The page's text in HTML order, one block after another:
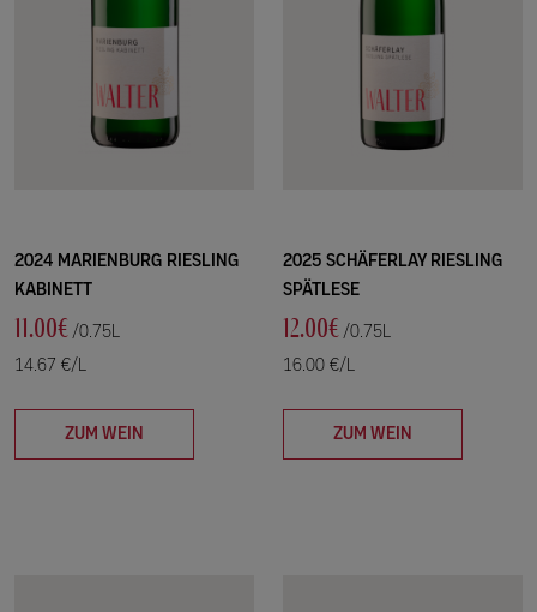
2024 MARIENBURG RIESLING
KABINETT
11.00€ /0.75L
14.67 €/L
ZUM WEIN
2025 SCHÄFERLAY RIESLING
SPÄTLESE
12.00€ /0.75L
16.00 €/L
ZUM WEIN